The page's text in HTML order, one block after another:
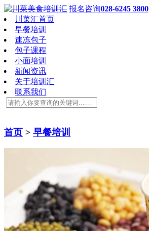
报名咨询028-6245 3800
川菜汇首页
早餐培训
速冻包子
包子课程
小面培训
新闻资讯
关于培训汇
联系我们
首页 > 早餐培训